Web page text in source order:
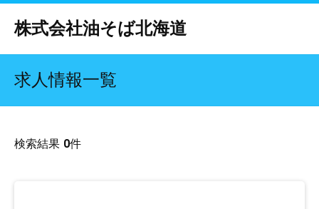
株式会社油そば北海道
求人情報一覧
検索結果 0件